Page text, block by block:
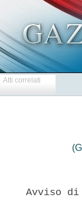
Atti correlati
Avviso